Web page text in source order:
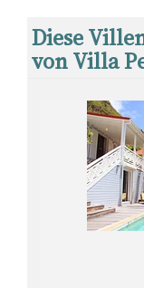
Diese
von Villa